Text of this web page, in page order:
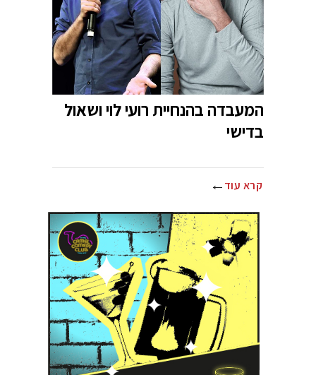
המעבדה בהנחיית רועי לוי ושאול
בדישי
קרא עוד